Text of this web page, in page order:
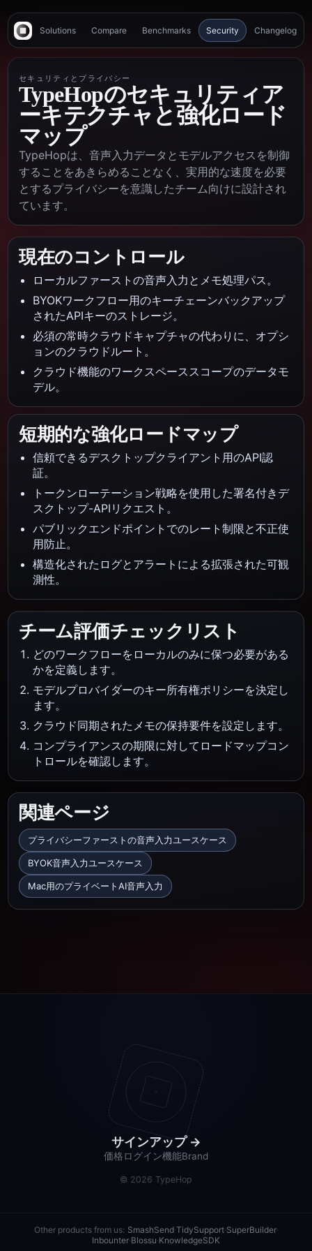
Solutions Compare Benchmarks Security Changelog
セキュリティとプライバシー
TypeHopのセキュリティア
ーキテクチャと強化ロード
マップ
TypeHopは、音声入力データとモデルアクセスを制御
することをあきらめることなく、実用的な速度を必要
とするプライバシーを意識したチーム向けに設計され
ています。
現在のコントロール
ローカルファーストの音声入力とメモ処理パス。
BYOKワークフロー用のキーチェーンバックアップ
されたAPIキーのストレージ。
必須の常時クラウドキャプチャの代わりに、オプシ
ョンのクラウドルート。
クラウド機能のワークスペーススコープのデータモ
デル。
短期的な強化ロードマップ
信頼できるデスクトップクライアント用のAPI認
証。
トークンローテーション戦略を使用した署名付きデ
スクトップ-APIリクエスト。
パブリックエンドポイントでのレート制限と不正使
用防止。
構造化されたログとアラートによる拡張された可観
測性。
チーム評価チェックリスト
どのワークフローをローカルのみに保つ必要がある
かを定義します。
モデルプロバイダーのキー所有権ポリシーを決定し
ます。
クラウド同期されたメモの保持要件を設定します。
コンプライアンスの期限に対してロードマップコン
トロールを確認します。
関連ページ
プライバシーファーストの音声入力ユースケース
BYOK音声入力ユースケース
Mac用のプライベートAI音声入力
サインアップ→
価格ログイン機能Brand
© 2026 TypeHop
Other products from us: SmashSend·TidySupport·SuperBuilder·
Inbounter·Blossu·KnowledgeSDK